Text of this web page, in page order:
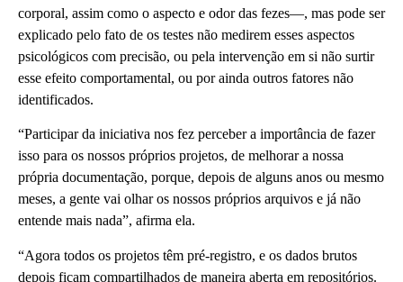
corporal, assim como o aspecto e odor das fezes—, mas pode ser
explicado pelo fato de os testes não medirem esses aspectos
psicológicos com precisão, ou pela intervenção em si não surtir
esse efeito comportamental, ou por ainda outros fatores não
identificados.
“Participar da iniciativa nos fez perceber a importância de fazer
isso para os nossos próprios projetos, de melhorar a nossa
própria documentação, porque, depois de alguns anos ou mesmo
meses, a gente vai olhar os nossos próprios arquivos e já não
entende mais nada”, afirma ela.
“Agora todos os projetos têm pré-registro, e os dados brutos
depois ficam compartilhados de maneira aberta em repositórios.